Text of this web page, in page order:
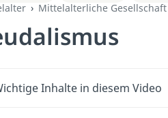
Mittelalterliche Gesellschaft
Inhalte in diesem Video